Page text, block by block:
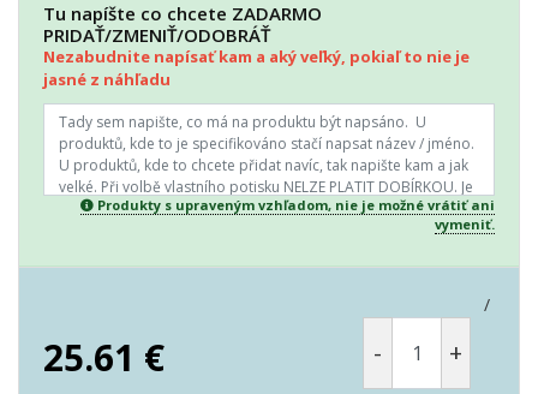
Tu napíšte co chcete ZADARMO
PRIDAŤ/ZMENIŤ/ODOBRÁŤ
Nezabudnite napísať kam a aký veľký, pokiaľ to nie je
jasné z náhľadu
Produkty s upraveným vzhľadom, nie je možné vrátiť ani
vymeniť.
/
25.61 € - +